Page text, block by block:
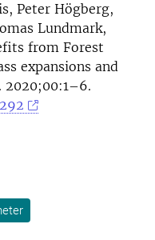
Peter Högberg,
Lundmark,
from Forest
expansions and
2020;00:1–6.